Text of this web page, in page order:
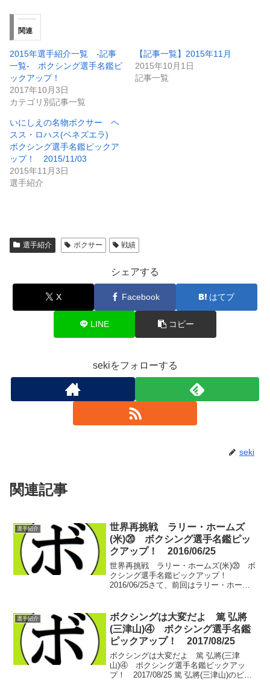
関連
2015年選手紹介一覧 -記事
一覧- ボクシング選手名鑑ピ
ックアップ！
2017年10月3日
カテゴリ別記事一覧
【記事一覧】2015年11月
2015年10月1日
記事一覧
いにしえの名物ボクサー ヘ
スス・ロハス(ベネズエラ)
ボクシング選手名鑑ピックア
ップ！ 2015/11/03
2015年11月3日
選手紹介
選手紹介 ボクサー 戦績
シェアする
X Facebook はてブ
LINE コピー
sekiをフォローする
seki
関連記事
選手紹介
世界再挑戦 ラリー・ホームズ
(米)⑳ ボクシング選手名鑑ピッ
クアップ！ 2016/06/25
世界再挑戦 ラリー・ホームズ(米)⑳ ボ
クシング選手名鑑ピックアップ！
2016/06/25さて、前回はラリー・ホーム
の衝撃のアップセットの効果も相まっ
て…マイク...
選手紹介
ボクシングは大変だよ 篤 弘將
(三津山)④ ボクシング選手名鑑
ピックアップ！ 2017/08/25
ボクシングは大変だよ 篤 弘將(三津
山)④ ボクシング選手名鑑ピックアッ
プ！ 2017/08/25 篤 弘將(三津山)のピッ